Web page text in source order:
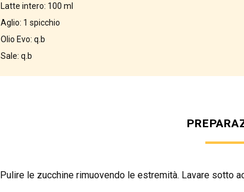
Latte intero: 100 ml
Aglio: 1 spicchio
Olio Evo: q.b
Sale: q.b
Pulire le zucchine rimuovendo le estremità. Lavare sotto